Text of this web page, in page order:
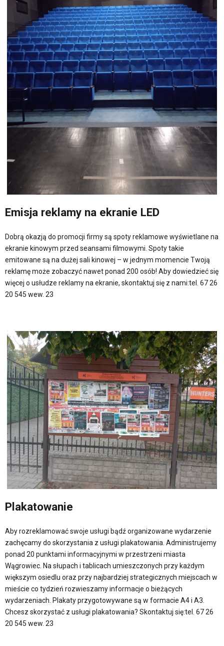
Emisja reklamy na ekranie LED
Dobrą okazją do promocji firmy są spoty reklamowe wyświetlane na
ekranie kinowym przed seansami filmowymi. Spoty takie
emitowane są na dużej sali kinowej – w jednym momencie Twoją
reklamę może zobaczyć nawet ponad 200 osób! Aby dowiedzieć się
więcej o usłudze reklamy na ekranie, skontaktuj się z nami:tel. 67 26
20 545 wew. 23
Plakatowanie
Aby rozreklamować swoje usługi bądź organizowane wydarzenie
zachęcamy do skorzystania z usługi plakatowania. Administrujemy
ponad 20 punktami informacyjnymi w przestrzeni miasta
Wągrowiec. Na słupach i tablicach umieszczonych przy każdym
większym osiedlu oraz przy najbardziej strategicznych miejscach w
mieście co tydzień rozwieszamy informacje o bieżących
wydarzeniach. Plakaty przygotowywane są w formacie A4 i A3.
Chcesz skorzystać z usługi plakatowania? Skontaktuj się:tel. 67 26
20 545 wew. 23